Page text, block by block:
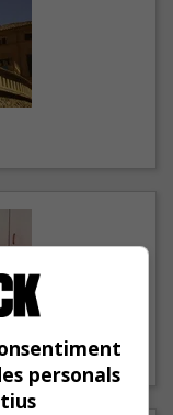
personals